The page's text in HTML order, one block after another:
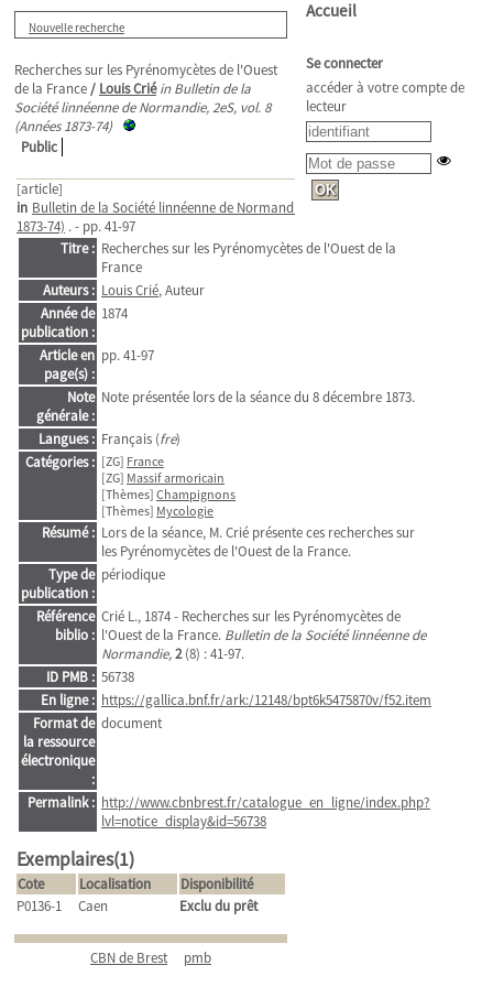
Nouvelle recherche
Recherches sur les Pyrénomycètes de l'Ouest
de la France/ Louis Crié in Bulletin de la
Société linnéenne de Normandie, 2eS, vol. 8
(Années 1873-74)
Public
[article]
in Bulletin de la Société linnéenne de Normandie
1873-74) . - pp. 41-97
Titre : Recherches sur les Pyrénomycètes de l'Ouest de la
France
Auteurs : Louis Crié, Auteur
Année de
publication :
1874
Article en
page(s) :
pp. 41-97
Note
générale :
Note présentée lors de la séance du 8 décembre 1873.
Langues : Français (fre)
Catégories : [ZG] France
[ZG] Massif armoricain
[Thèmes] Champignons
[Thèmes] Mycologie
Résumé : Lors de la séance, M. Crié présente ces recherches sur
les Pyrénomycètes de l'Ouest de la France.
Type de
publication :
périodique
Référence
biblio :
Crié L., 1874 - Recherches sur les Pyrénomycètes de
l'Ouest de la France. Bulletin de la Société linnéenne de
Normandie,2(8) : 41-97.
ID PMB : 56738
En ligne : https://gallica.bnf.fr/ark:/12148/bpt6k5475870v/f52.item
Format de
la ressource
électronique
:
document
Permalink : http://www.cbnbrest.fr/catalogue_en_ligne/index.php?
lvl=notice_display&id=56738
Exemplaires(1)
Cote Localisation
Disponibilité
P0136-1
Caen Exclu du prêt
CBN de Brest pmb
Accueil
Se connecter
accéder à votre compte de
lecteur